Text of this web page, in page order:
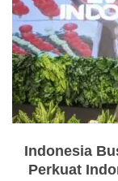
Indonesia
Perkuat